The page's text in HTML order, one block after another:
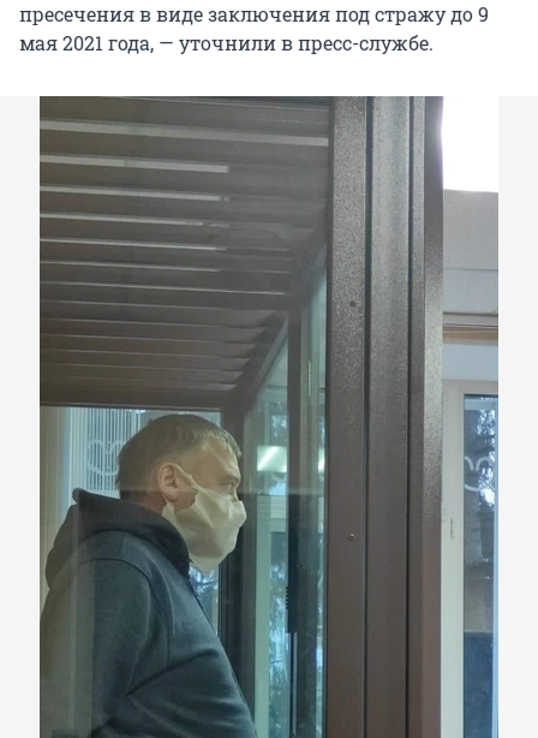
пресечения в виде заключения под стражу до 9
мая 2021 года, — уточнили в пресс-службе.